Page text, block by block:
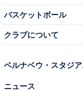
バスケットボール
クラブについて
ベルナベウ・スタジ
ニュース